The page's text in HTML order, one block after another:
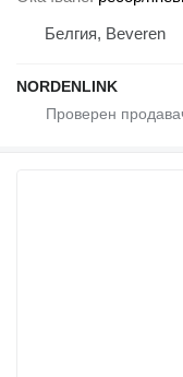
Белгия, Beveren
NORDENLINK